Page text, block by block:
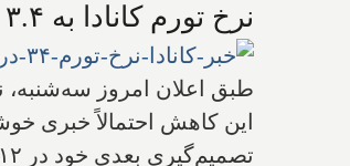
نرخ تورم کانادا به ۳.۴ درصد کاهش یافت، هنوز احتمال بالا رفتن نرخ بهره‌ها در ماه آینده هست
طبق اعلان امروز سه‌شنبه، نرخ تورم کانادا در ماه مه به ۳.۴ درصد